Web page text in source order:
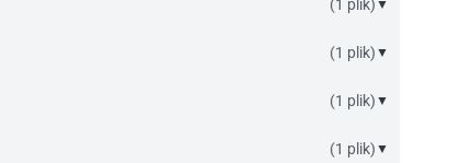
(1 plik) ▼
(1 plik) ▼
(1 plik) ▼
(1 plik) ▼